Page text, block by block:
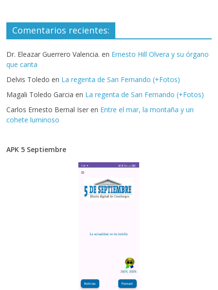
Comentarios recientes:
Dr. Eleazar Guerrero Valencia. en Ernesto Hill Olvera y su órgano
que canta
Delvis Toledo en La regenta de San Fernando (+Fotos)
Magali Toledo Garcia en La regenta de San Fernando (+Fotos)
Carlos Ernesto Bernal Iser en Entre el mar, la montaña y un
cohete luminoso
APK 5 Septiembre